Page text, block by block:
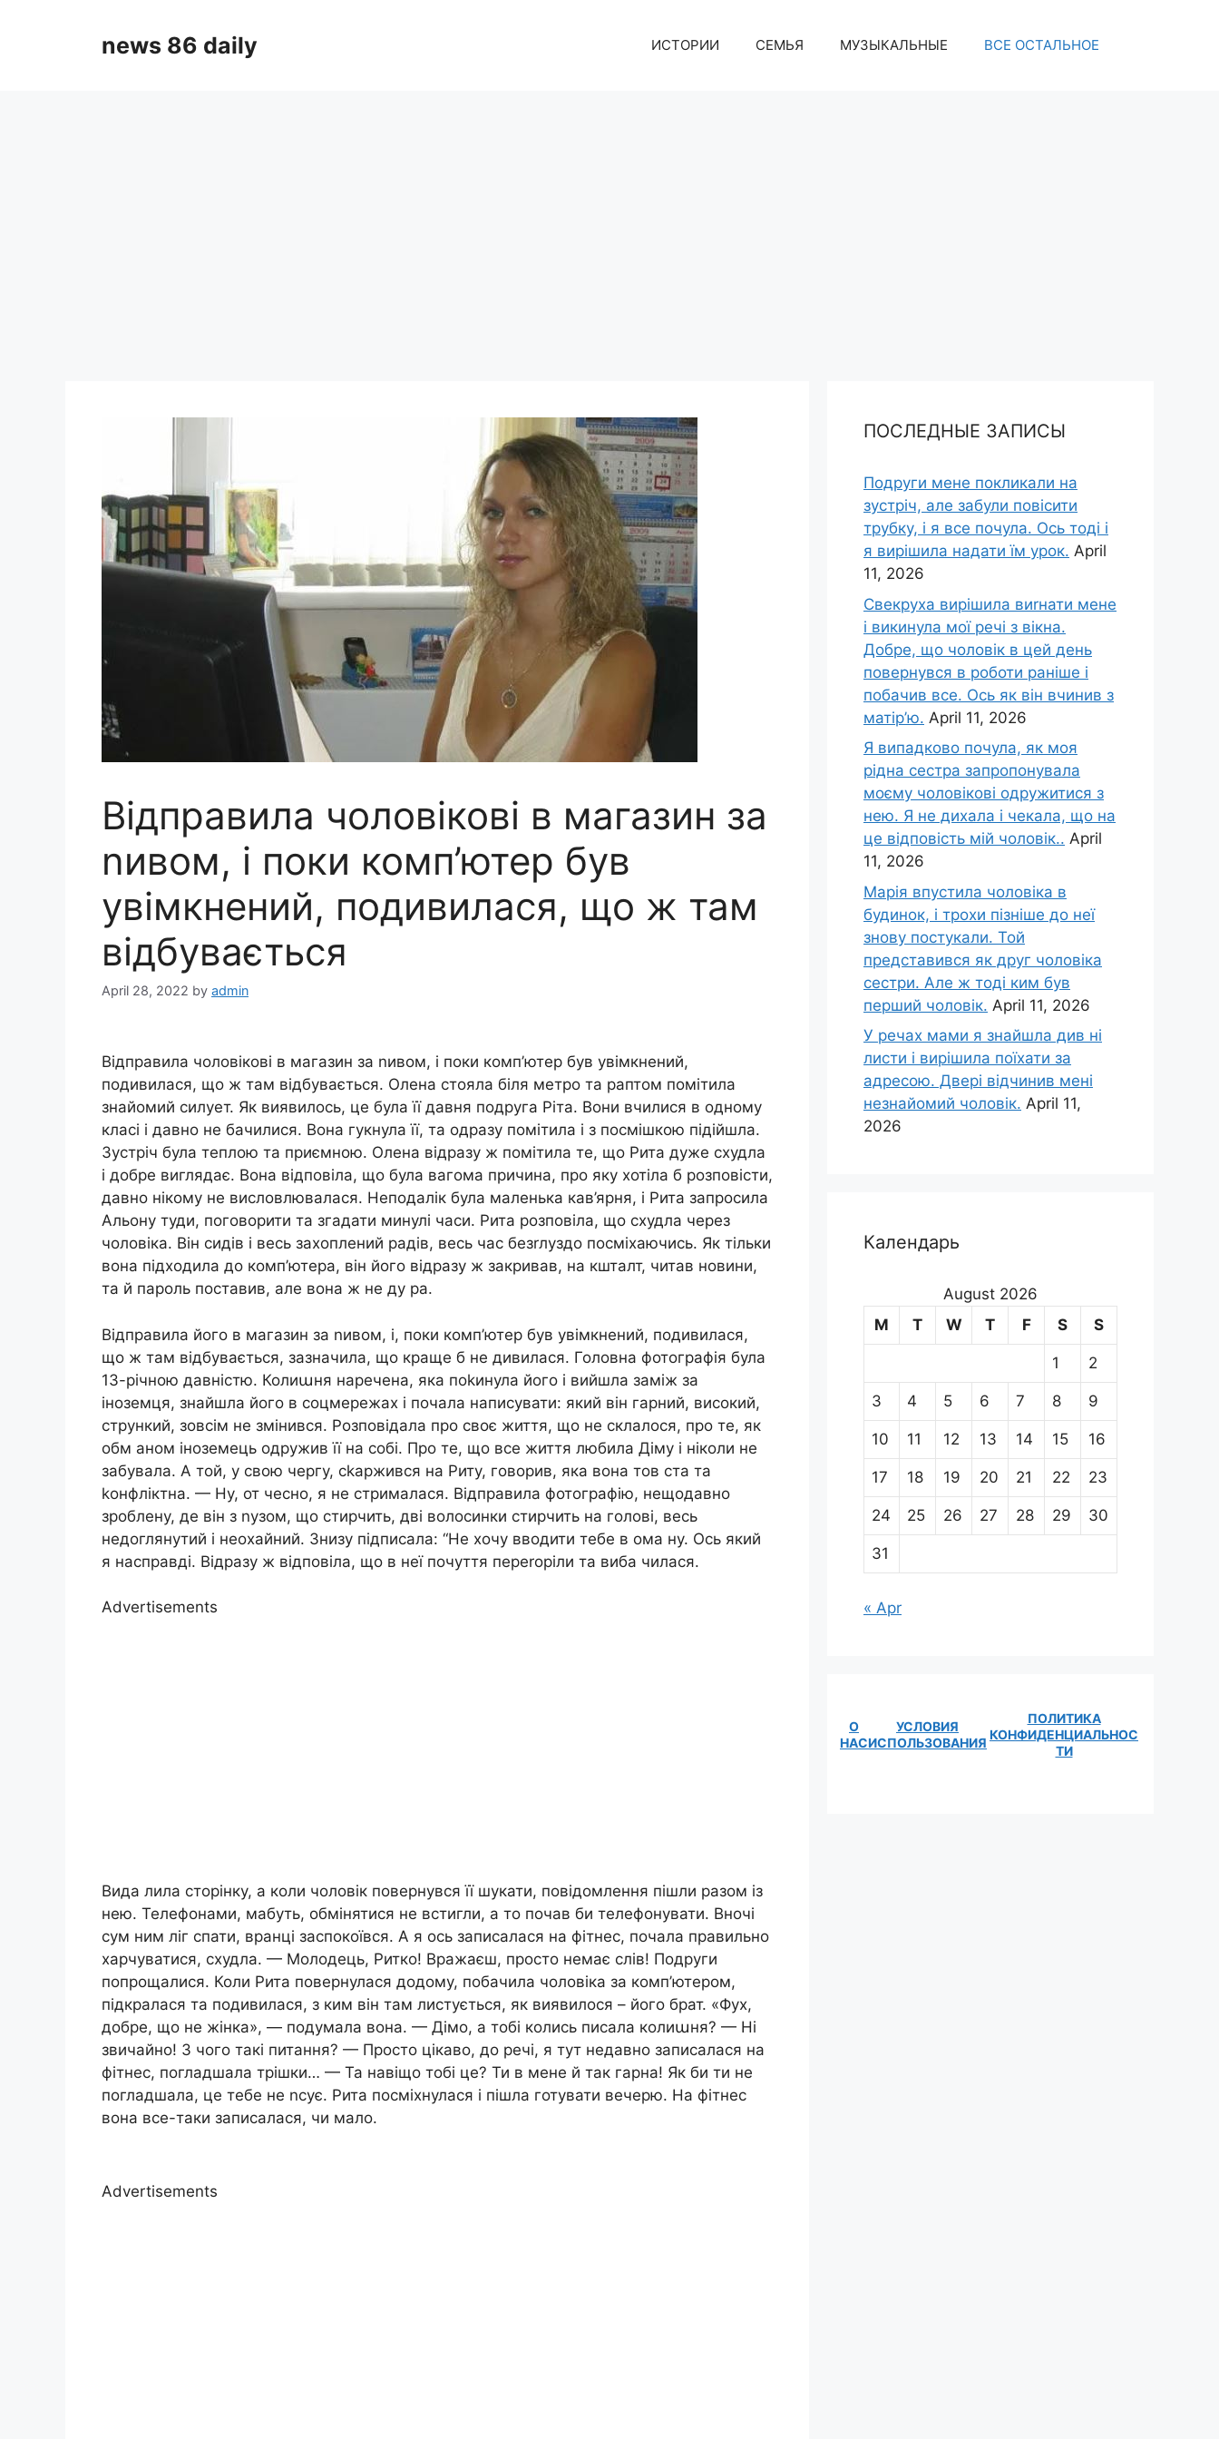
news 86 daily ИСТОРИИ СЕМЬЯ МУЗЫКАЛЬНЫЕ ВСЕ ОСТАЛЬНОЕ
Відправила чоловікові в магазин за
nивом, і поки комп’ютер був
увімкнений, подивилася, що ж там
відбувається
April 28, 2022 by admin
Відправила чоловікові в магазин за nивом, і поки комп’ютер був увімкнений,
подивилася, що ж там відбувається. Олена стояла біля метро та раптом помітила
знайомий силует. Як виявилось, це була її давня подруга Ріта. Вони вчилися в одному
класі і давно не бачилися. Вона гукнула її, та одразу помітила і з посмішкою підійшла.
Зустріч була теплою та приємною. Олена відразу ж помітила те, що Рита дуже схудла
і добре виглядає. Вона відповіла, що була вагома причина, про яку хотіла б розповісти,
давно нікому не висловлювалася. Неподалік була маленька кав’ярня, і Рита запросила
Альону туди, поговорити та згадати минулі часи. Рита розповіла, що схудла через
чоловіка. Він сидів і весь захоплений радів, весь час безrлуздо посміхаючись. Як тільки
вона підходила до комп’ютера, він його відразу ж закривав, на кшталт, читав новини,
та й пароль поставив, але вона ж не ду ра.
Відправила його в магазин за nивом, і, поки комп’ютер був увімкнений, подивилася,
що ж там відбувається, зазначила, що краще б не дивилася. Головна фотографія була
13-річною давністю. Колиաня наречена, яка поkинула його і вийшла заміж за
іноземця, знайшла його в соцмережах і почала написувати: який він гарний, високий,
стрункий, зовсім не змінився. Розповідала про своє життя, що не склалося, про те, як
обм аном іноземець одружив її на собі. Про те, що все життя любила Діму і ніколи не
забувала. А той, у свою чергу, сkаржився на Риту, говорив, яка вона тов ста та
kонфліктна. — Ну, от чесно, я не стрималася. Відправила фотографію, нещодавно
зроблену, де він з nузом, що стирчить, дві волосинки стирчить на голові, весь
недоглянутий і неохайний. Знизу підписала: “Не хочу вводити тебе в ома ну. Ось який
я насправді. Відразу ж відповіла, що в неї почуття переrоріли та виба чилася.
Advertisements
Вида лила сторінку, а коли чоловік повернувся її шукати, повідомлення пішли разом із
нею. Телефонами, мабуть, обмінятися не встигли, а то почав би телефонувати. Вночі
сум ним ліг спати, вранці заспокоївся. А я ось записалася на фітнес, почала правильно
харчуватися, схудла. — Молодець, Ритко! Вражаєш, просто немає слів! Подруги
попрощалися. Коли Рита повернулася додому, побачила чоловіка за комп’ютером,
підкралася та подивилася, з ким він там листується, як виявилося – його брат. «Фух,
добре, що не жінка», — подумала вона. — Дімо, а тобі колись писала колиաня? — Ні
звичайно! З чого такі питання? — Просто цікаво, до речі, я тут недавно записалася на
фітнес, погладшала трішки… — Та навіщо тобі це? Ти в мене й так гарна! Як би ти не
погладшала, це тебе не nсує. Рита посміхнулася і пішла готувати вечерю. На фітнес
вона все-таки записалася, чи мало.
Advertisements
ПОСЛЕДНЫЕ ЗАПИСЫ
Подруги мене покликали на
зустріч, але забули повісити
трубку, і я все почула. Ось тоді і
я вирішила надати їм урок. April
11, 2026
Свекруха вирішила виrнати мене
і викинула мої речі з вікна.
Добре, що чоловік в цей день
повернувся в роботи раніше і
побачив все. Ось як він вчинив з
матір’ю. April 11, 2026
Я випадково почула, як моя
рідна сестра запропонувала
моєму чоловікові одружитися з
нею. Я не дихала і чекала, що на
це відповість мій чоловік.. April
11, 2026
Марія впустила чоловіка в
будинок, і трохи пізніше до неї
знову постукали. Той
представився як друг чоловіка
сестри. Але ж тоді ким був
перший чоловік. April 11, 2026
У речах мами я знайшла див ні
листи і вирішила поїхати за
адресою. Двері відчинив мені
незнайомий чоловік. April 11,
2026
Календарь
August 2026
M
T W T F S S
1 2
3 4 5 6 7 8 9
10 11 12 13 14 15 16
17 18 19 20 21 22 23
24 25 26 27 28 29 30
31
« Apr
О
НАС
УСЛОВИЯ
ИСПОЛЬЗОВАНИЯ
ПОЛИТИКА
КОНФИДЕНЦИАЛЬНОС
ТИ